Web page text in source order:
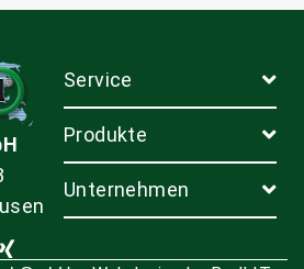
Service
Produkte
Unternehmen